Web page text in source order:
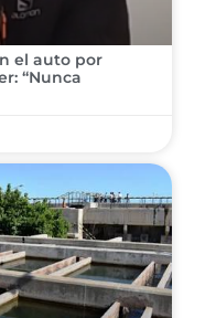
el auto por
“Nunca